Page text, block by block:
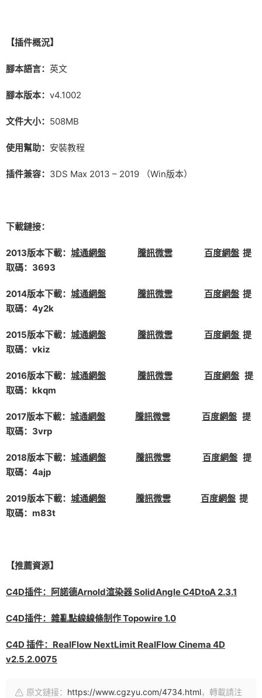
【插件概況】
腳本語言： 英文
腳本版本： v4.1002
文件大小： 508MB
使用幫助： 安裝教程
插件兼容： 3DS Max 2013 – 2019 （Win版本）
下載鏈接：
2013版本下載： 城通網盤 騰訊微雲 百度網盤 提
取碼：3693
2014版本下載： 城通網盤 騰訊微雲 百度網盤 提
取碼：4y2k
2015版本下載： 城通網盤 騰訊微雲 百度網盤 提
取碼：vkiz
2016版本下載： 城通網盤 騰訊微雲 百度網盤 提
取碼：kkqm
2017版本下載： 城通網盤 騰訊微雲 百度網盤 提
取碼：3vrp
2018版本下載： 城通網盤 騰訊微雲 百度網盤 提
取碼：4ajp
2019版本下載： 城通網盤 騰訊微雲 百度網盤 提
取碼：m83t
【推薦資源】
C4D插件：阿諾德Arnold渲染器 SolidAngle C4DtoA 2.3.1
C4D插件：雜亂點線線條制作 Topowire 1.0
C4D 插件：RealFlow NextLimit RealFlow Cinema 4D
v2.5.2.0075
原文鏈接： https://www.cgzyu.com/4734.html，轉載請注